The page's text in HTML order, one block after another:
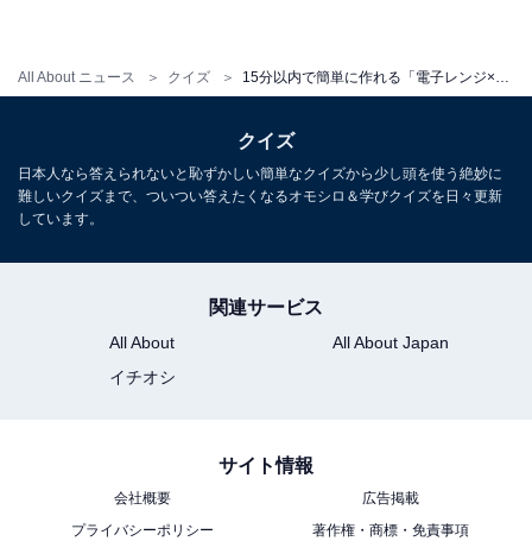
All About ニュース クイズ
クイズ
日本人なら答えられないと恥ずかしい簡単なクイズから少し頭を使う絶妙に
難しいクイズまで、ついつい答えたくなるオモシロ＆学びクイズを日々更新
しています。
関連サービス
All About
All About Japan
イチオシ
サイト情報
会社概要
広告掲載
プライバシーポリシー
著作権・商標・免責事項